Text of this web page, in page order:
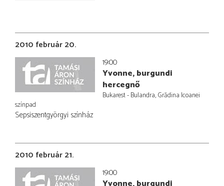
2010 február 20.
19:00
Yvonne, burgundi
hercegnő
Bukarest - Bulandra, Grădina Icoanei
színpad
Sepsiszentgyörgyi színház
2010 február 21.
19:00